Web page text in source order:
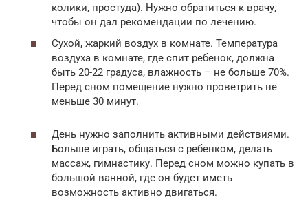
колики, простуда). Нужно обратиться к врачу,
чтобы он дал рекомендации по лечению.
Сухой, жаркий воздух в комнате. Температура
воздуха в комнате, где спит ребенок, должна
быть 20-22 градуса, влажность – не больше 70%.
Перед сном помещение нужно проветрить не
меньше 30 минут.
День нужно заполнить активными действиями.
Больше играть, общаться с ребенком, делать
массаж, гимнастику. Перед сном можно купать в
большой ванной, где он будет иметь
возможность активно двигаться.